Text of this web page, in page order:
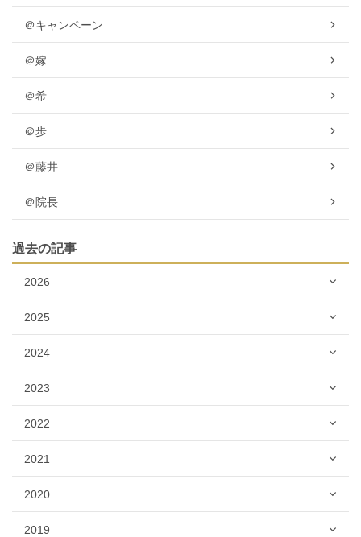
＠キャンペーン
＠嫁
＠希
＠歩
＠藤井
＠院長
過去の記事
2026
2025
2024
2023
2022
2021
2020
2019